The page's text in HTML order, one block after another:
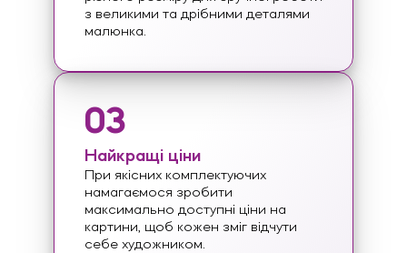
з великими та дрібними деталями
малюнка.
03
Найкращі ціни
При якісних комплектуючих
намагаємося зробити
максимально доступні ціни на
картини, щоб кожен зміг відчути
себе художником.